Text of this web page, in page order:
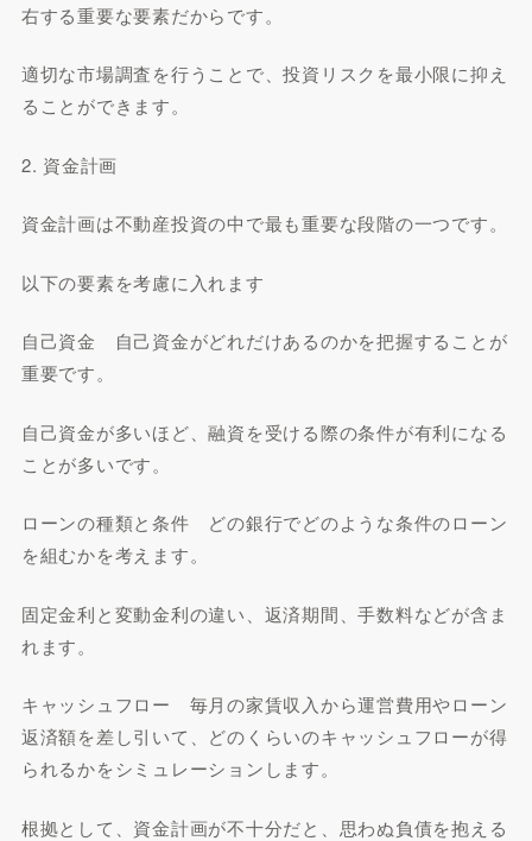
右する重要な要素だからです。
適切な市場調査を行うことで、投資リスクを最小限に抑え
ることができます。
2. 資金計画
資金計画は不動産投資の中で最も重要な段階の一つです。
以下の要素を考慮に入れます
自己資金 自己資金がどれだけあるのかを把握することが
重要です。
自己資金が多いほど、融資を受ける際の条件が有利になる
ことが多いです。
ローンの種類と条件 どの銀行でどのような条件のローン
を組むかを考えます。
固定金利と変動金利の違い、返済期間、手数料などが含ま
れます。
キャッシュフロー 毎月の家賃収入から運営費用やローン
返済額を差し引いて、どのくらいのキャッシュフローが得
られるかをシミュレーションします。
根拠として、資金計画が不十分だと、思わぬ負債を抱える